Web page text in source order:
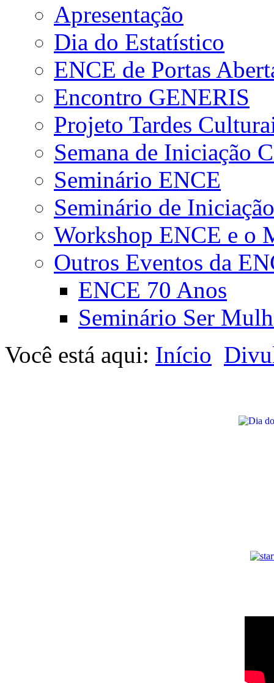
Apresentação
Dia do Estatístico
ENCE de Portas
Encontro GENERIS
Projeto Tardes
Semana de Iniciação
Seminário ENCE
Seminário de
Workshop ENCE e o
Outros Eventos da
ENCE 70 Anos
Seminário Ser
Você está aqui: Início